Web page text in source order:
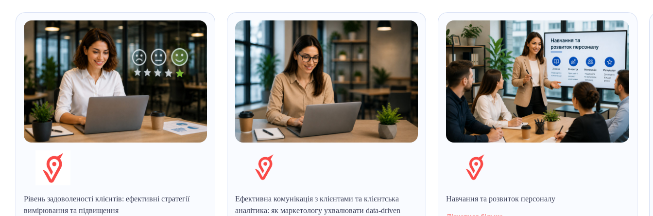
Рівень задоволеності клієнтів: ефективні стратегії
вимірювання та підвищення
Ефективна комунікація з клієнтами та клієнтська
аналітика: як маркетологу ухвалювати data-driven
Навчання та розвиток персоналу